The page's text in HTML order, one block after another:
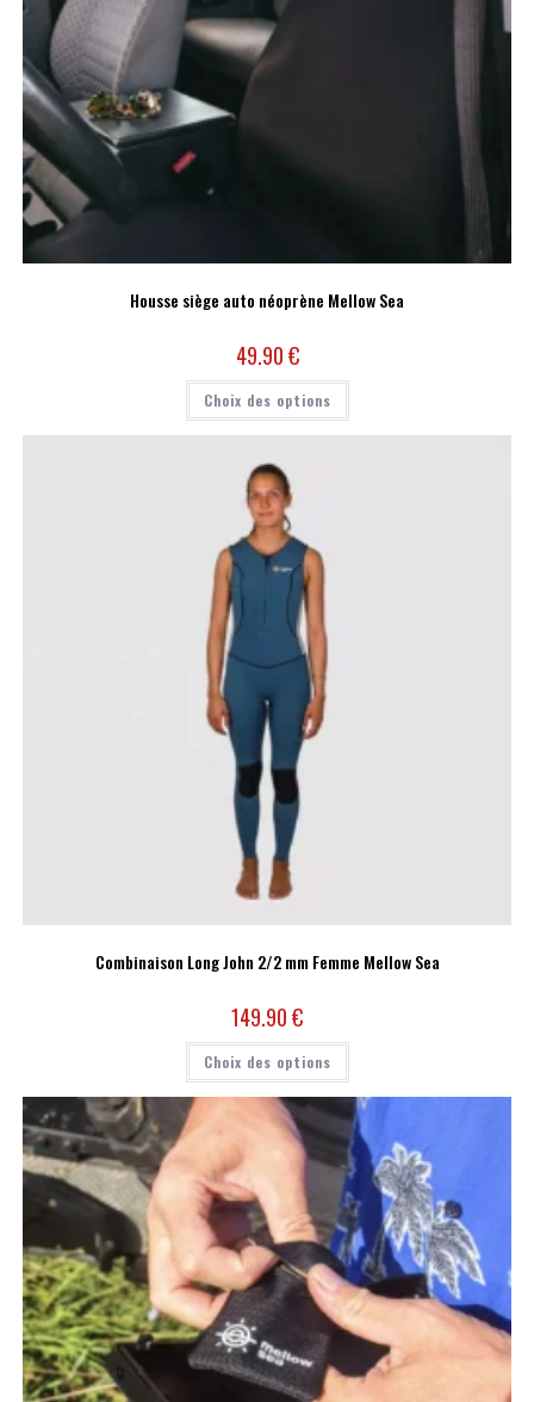
Housse siège auto néoprène Mellow Sea
49.90€
Choix des options
Combinaison Long John 2/2 mm Femme Mellow Sea
149.90€
Choix des options